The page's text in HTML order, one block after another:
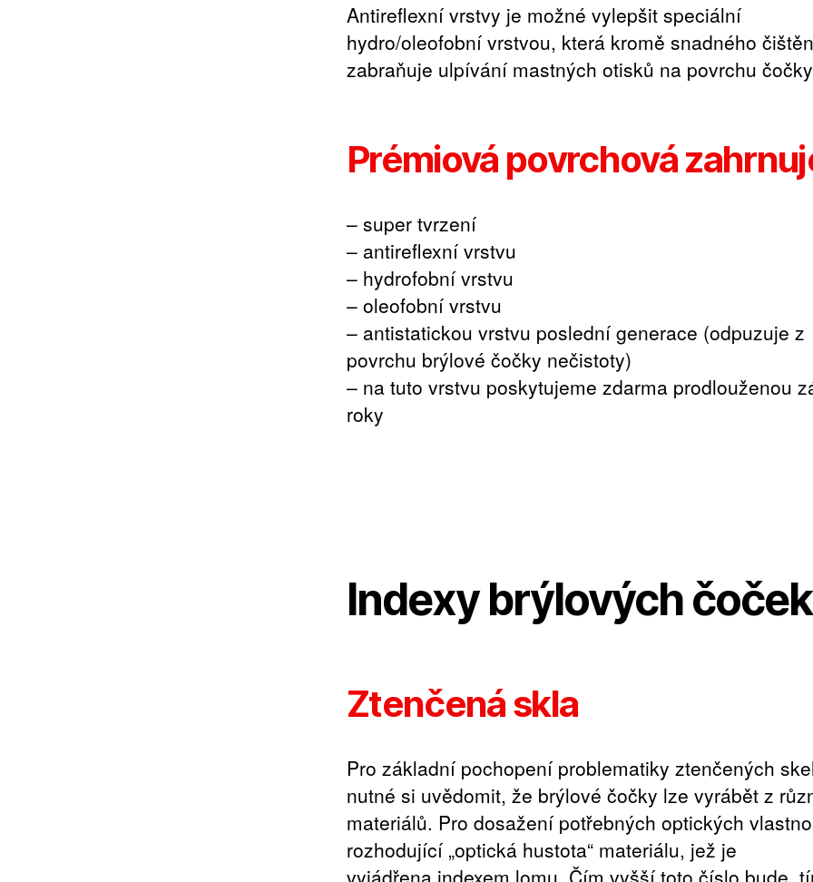
Antireflexní vrstvy je možné vylepšit speciální
hydro/oleofobní vrstvou, která kromě snadného
zabraňuje ulpívání mastných otisků na povrchu
Prémiová povrchová
– super tvrzení
– antireflexní vrstvu
– hydrofobní vrstvu
– oleofobní vrstvu
– antistatickou vrstvu poslední generace (odpuzuje z
povrchu brýlové čočky nečistoty)
– na tuto vrstvu poskytujeme zdarma prodlouženou
roky
Indexy brýlových čoček
Ztenčená skla
Pro základní pochopení problematiky ztenčených
nutné si uvědomit, že brýlové čočky lze vyrábět z
materiálů. Pro dosažení potřebných optických
rozhodující „optická hustota“ materiálu, jež je
vyjádřena indexem lomu. Čím vyšší toto číslo bude,